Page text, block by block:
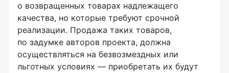
о возвращенных товарах надлежащего
качества, но которые требуют срочной
реализации. Продажа таких товаров,
по задумке авторов проекта, должна
осуществляться на безвозмездных или
льготных условиях — приобретать их будут